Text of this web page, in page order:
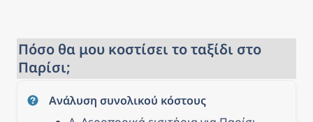
Πόσο θα μου κοστίσει το ταξίδι στο
Παρίσι;
Ανάλυση συνολικού κόστους